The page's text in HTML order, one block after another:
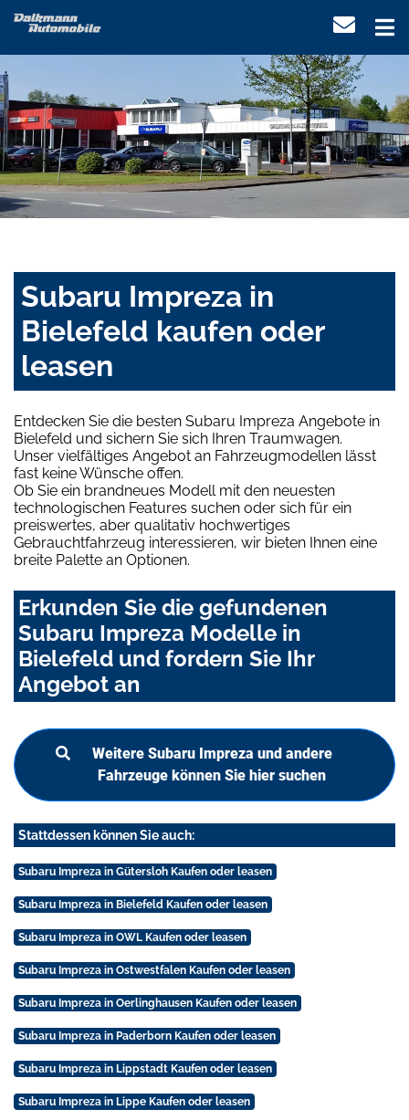
Subaru Impreza in
Bielefeld kaufen oder
leasen
Entdecken Sie die besten Subaru Impreza Angebote in
Bielefeld und sichern Sie sich Ihren Traumwagen.
Unser vielfältiges Angebot an Fahrzeugmodellen lässt
fast keine Wünsche offen.
Ob Sie ein brandneues Modell mit den neuesten
technologischen Features suchen oder sich für ein
preiswertes, aber qualitativ hochwertiges
Gebrauchtfahrzeug interessieren, wir bieten Ihnen eine
breite Palette an Optionen.
Erkunden Sie die gefundenen
Subaru Impreza Modelle in
Bielefeld und fordern Sie Ihr
Angebot an
Weitere Subaru Impreza und andere
Fahrzeuge können Sie hier suchen
Stattdessen können Sie auch:
Subaru Impreza in Gütersloh Kaufen oder leasen
Subaru Impreza in Bielefeld Kaufen oder leasen
Subaru Impreza in OWL Kaufen oder leasen
Subaru Impreza in Ostwestfalen Kaufen oder leasen
Subaru Impreza in Oerlinghausen Kaufen oder leasen
Subaru Impreza in Paderborn Kaufen oder leasen
Subaru Impreza in Lippstadt Kaufen oder leasen
Subaru Impreza in Lippe Kaufen oder leasen